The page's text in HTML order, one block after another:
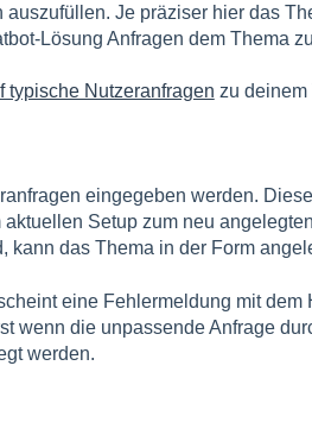
Je präziser hier das
Lösung Anfragen dem Thema
typische Nutzeranfragen zu deinem
eingegeben werden.
Setup zum neu
kann das Thema in der Form
eine Fehlermeldung mit
wenn die unpassende Anfrage
werden.